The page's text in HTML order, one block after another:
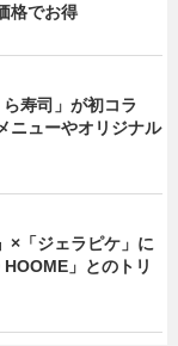
格でお得
ら寿司」が初コラ
ューやオリジナル
×「ジェラピケ」に
」とのトリ